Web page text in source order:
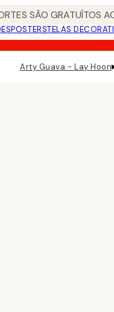
SÃO GRATUÍTOS
POSTERSTELAS
Arty Guava - Lay Hoon